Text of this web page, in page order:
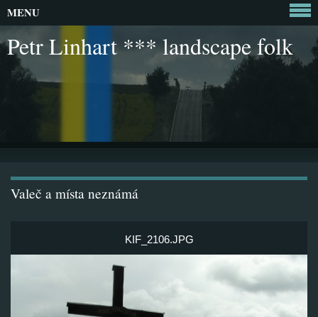
Petr Linhart *** landscape folk
Valeč a místa neznámá
KIF_2106.JPG
MENU